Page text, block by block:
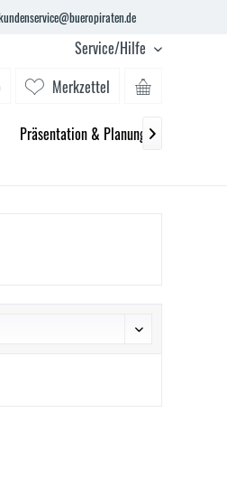
Service/Hilfe
Merkzettel
Präsentation & Planung 